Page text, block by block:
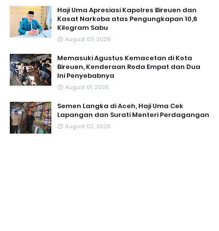
Haji Uma Apresiasi Kapolres Bireuen dan
Kasat Narkoba atas Pengungkapan 10,6
Kilogram Sabu
August 03, 2026
Memasuki Agustus Kemacetan di Kota
Bireuen, Kenderaan Roda Empat dan Dua
Ini Penyebabnya
August 01, 2026
Semen Langka di Aceh, Haji Uma Cek
Lapangan dan Surati Menteri Perdagangan
August 02, 2026